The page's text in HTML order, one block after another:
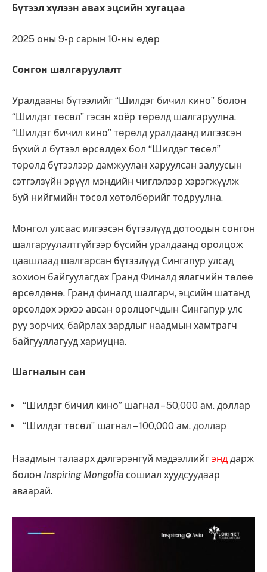
Бүтээл хүлээн авах эцсийн хугацаа
2025 оны 9-р сарын 10-ны өдөр
Сонгон шалгаруулалт
Уралдааны бүтээлийг “Шилдэг бичил кино” болон
“Шилдэг төсөл” гэсэн хоёр төрөлд шалгаруулна.
“Шилдэг бичил кино” төрөлд уралдаанд илгээсэн
бүхий л бүтээл өрсөлдөх бол “Шилдэг төсөл”
төрөлд бүтээлээр дамжуулан харуулсан залуусын
сэтгэлзүйн эрүүл мэндийн чиглэлээр хэрэгжүүлж
буй нийгмийн төсөл хөтөлбөрийг тодруулна.
Монгол улсаас илгээсэн бүтээлүүд дотоодын сонгон
шалгаруулалтгүйгээр бүсийн уралдаанд оролцож
цаашлаад шалгарсан бүтээлүүд Сингапур улсад
зохион байгуулагдах Гранд Финалд ялагчийн төлөө
өрсөлдөнө. Гранд финалд шалгарч, эцсийн шатанд
өрсөлдөх эрхээ авсан оролцогчдын Сингапур улс
руу зорчих, байрлах зардлыг наадмын хамтрагч
байгууллагууд хариуцна.
Шагналын сан
“Шилдэг бичил кино” шагнал – 50,000 ам. доллар
“Шилдэг төсөл” шагнал – 100,000 ам. доллар
Наадмын талаарх дэлгэрэнгүй мэдээллийг энд дарж
болон Inspiring Mongolia сошиал хуудсуудаар
аваарай.